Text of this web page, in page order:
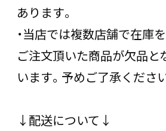
あります。
・当店では複数店舗で在庫
ご注文頂いた商品が欠品と
います。予めご了承ください
↓配送について↓